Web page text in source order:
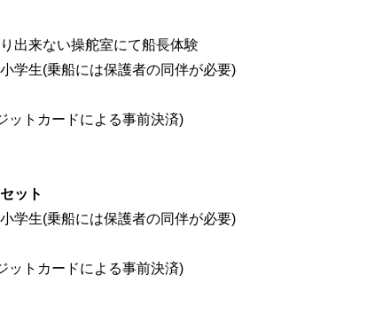
出来ない操舵室にて船長体験
学生(乗船には保護者の同伴が必要)
ットカードによる事前決済)
ット
学生(乗船には保護者の同伴が必要)
ットカードによる事前決済)